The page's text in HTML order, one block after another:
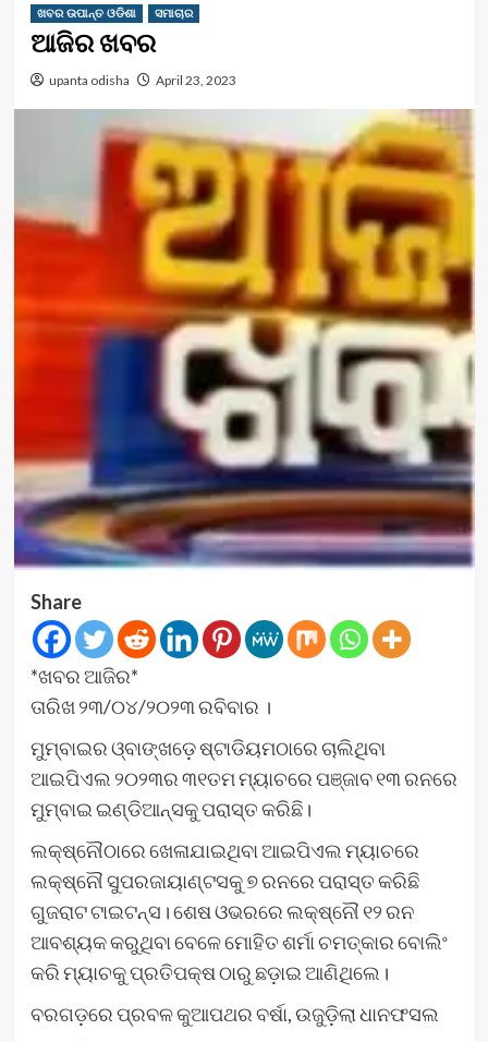
ଖବର ଉପାନ୍ତ ଓଡିଶା ସମାଚାର
ଆଜିର ଖବର
upanta odisha April 23, 2023
Share
*ଖବର ଆଜିର*
ତାରିଖ ୨୩/୦୪/୨୦୨୩ ରବିବାର ।
ମୁମ୍ବାଇର ଓ୍ବାଙ୍ଖଡ଼େ ଷ୍ଟାଡିୟମଠାରେ ଚାଲିଥିବା
ଆଇପିଏଲ ୨୦୨୩ର ୩୧ତମ ମ୍ୟାଚରେ ପଞ୍ଜାବ ୧୩ ରନରେ
ମୁମ୍ବାଇ ଇଣ୍ଡିଆନ୍ସକୁ ପରାସ୍ତ କରିଛି।
ଲକ୍ଷ୍ନୌଠାରେ ଖେଳାଯାଇଥିବା ଆଇପିଏଲ ମ୍ୟାଚରେ
ଲକ୍ଷ୍ନୌ ସୁପରଜାୟାଣ୍ଟସକୁ ୭ ରନରେ ପରାସ୍ତ କରିଛି
ଗୁଜରାଟ ଟାଇଟନ୍ସ। ଶେଷ ଓଭରରେ ଲକ୍ଷ୍ନୌ ୧୨ ରନ
ଆବଶ୍ୟକ କରୁଥିବା ବେଳେ ମୋହିତ ଶର୍ମା ଚମତ୍କାର ବୋଲିଂ
କରି ମ୍ୟାଚକୁ ପ୍ରତିପକ୍ଷ ଠାରୁ ଛଡ଼ାଇ ଆଣିଥିଲେ।
ବରଗଡ଼ରେ ପ୍ରବଳ କୁଆପଥର ବର୍ଷା, ଉଜୁଡ଼ିଲା ଧାନଫସଲ